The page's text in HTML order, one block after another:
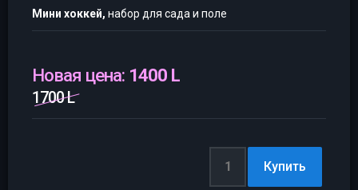
Мини хоккей, набор для сада и поле
Новая цена: 1400 L
1700 L